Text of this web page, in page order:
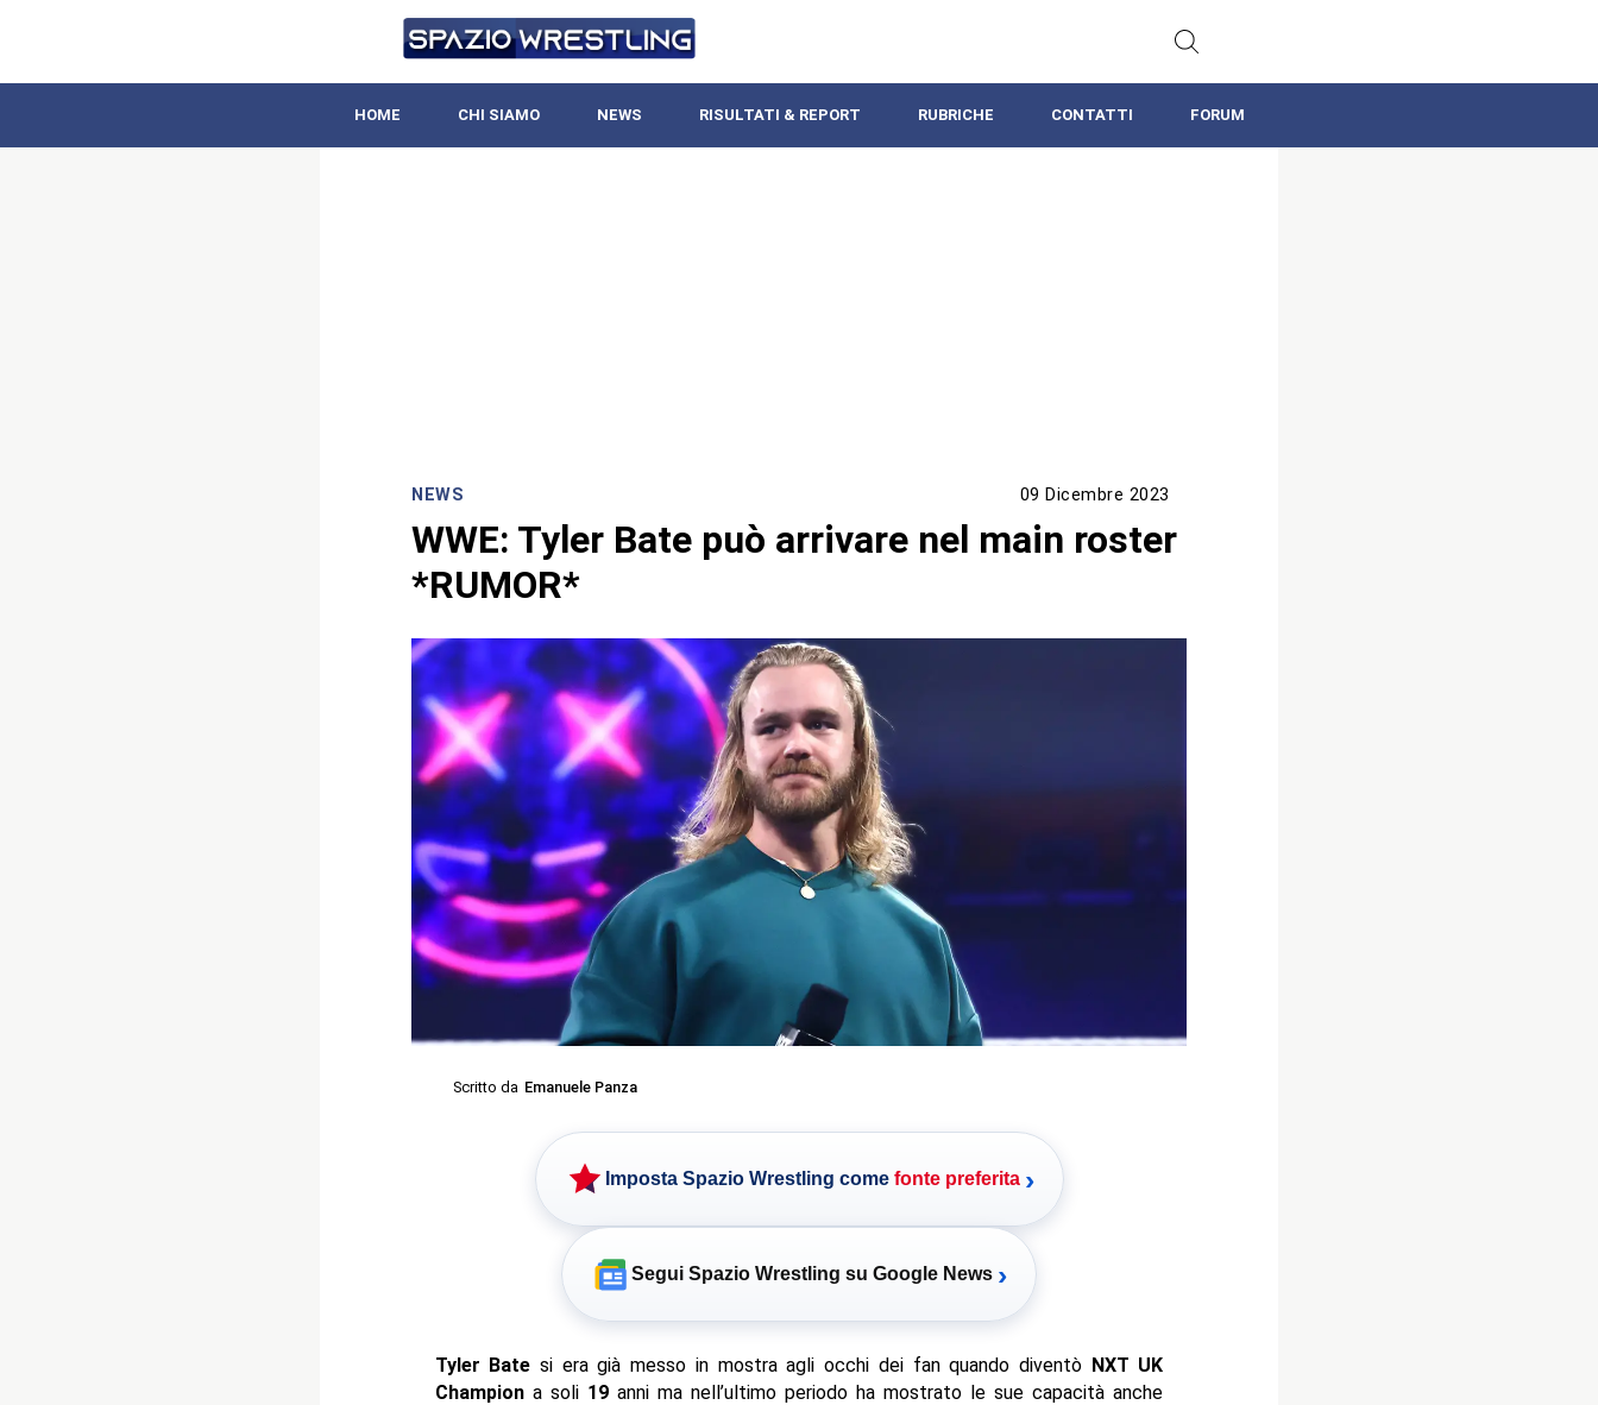
HOME CHI SIAMO NEWS RISULTATI & REPORT RUBRICHE CONTATTI FORUM
NEWS 09 Dicembre 2023
WWE: Tyler Bate può arrivare nel main roster
*RUMOR*
Scritto da Emanuele Panza
Imposta Spazio Wrestling come fonte preferita ›
Segui Spazio Wrestling su Google News ›
Tyler Bate si era già messo in mostra agli occhi dei fan quando diventò NXT UK
Championa soli 19anni ma nell’ultimo periodo ha mostrato le sue capacità anche